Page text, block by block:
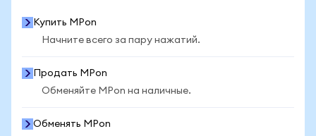
Купить MPon
Начните всего за пару нажатий.
Продать MPon
Обменяйте MPon на наличные.
Обменять MPon